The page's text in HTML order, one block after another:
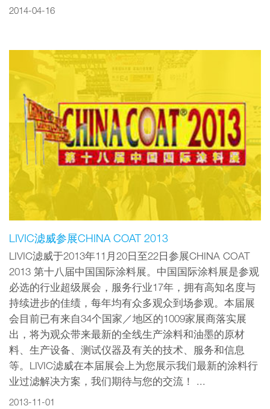
2014-04-16
LIVIC滤威参展CHINA COAT 2013
LIVIC滤威于2013年11月20日至22日参展CHINA COAT
2013 第十八届中国国际涂料展。中国国际涂料展是参观
必选的行业超级展会，服务行业17年，拥有高知名度与
持续进步的佳绩，每年均有众多观众到场参观。本届展
会目前已有来自34个国家／地区的1009家展商落实展
出，将为观众带来最新的全线生产涂料和油墨的原材
料、生产设备、测试仪器及有关的技术、服务和信息
等。LIVIC滤威在本届展会上为您展示我们最新的涂料行
业过滤解决方案，我们期待与您的交流！ ...
2013-11-01